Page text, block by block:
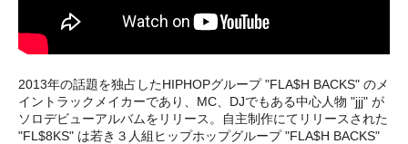
2013年の話題を独占したHIPHOPグループ "FLA$H BACKS" のメ
イントラックメイカーであり、MC、DJでもある中心人物 "jjj" が
ソロデビューアルバムをリリース。自主制作にてリリースされた
"FL$8KS" は若き３人組ヒップホップグループ "FLA$H BACKS"